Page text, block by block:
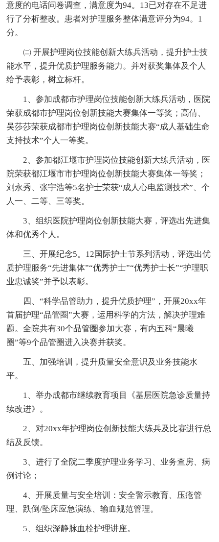
意度的电话问卷调查，满意度为94。13已对存在不足进
行了分析整改。患者对护理服务整体满意评分为94。1
分。
㈡ 开展护理岗位技能创新大练兵活动，提升护士技
能水平，提升优质护理服务能力。并对获奖集体及个人
给予表彰，树立标杆。
1、参加成都市护理岗位技能创新大练兵活动，医院
荣获成都市护理岗位创新技能大赛集体一等奖；高倩、
吴莎莎荣获成都市护理岗位创新技能大赛“成人基础生命
支持技术”个人一等奖。
2、参加都江堰市护理岗位技能创新大练兵活动，医
院荣获都江堰市市护理岗位创新技能大赛集体一等奖；
刘永秀、张宇浩等5名护士荣获“成人心电监测技术”、个
人一、二等、三等奖。
3、组织医院护理岗位创新技能大赛，评选出先进集
体和优秀个人。
三、开展纪念5。12国际护士节系列活动，评选出优
质护理服务“先进集体”“优秀护士”“优秀护士长”“护理职
业忠诚奖”并予以表彰。
四、“科学品管助力，提升优质护理”，开展20xx年
首届护理“品管圈”大赛，运用科学的方法，解决护理难
题。全院共有30个品管圈参加大赛，有内五科“晨曦
圈”等9个品管圈进入决赛并获奖。
五、加强培训，提升质量安全意识及业务技能水
平。
1、举办成都市继续教育项目《基层医院急诊质量持
续改进》。
2、对20xx年护理岗位创新技能大练兵及比赛进行总
结及反馈。
3、进行了全院二季度护理业务学习、业务查房、病
例讨论；
4、开展质量与安全培训：安全警示教育、压疮管
理、跌倒/坠床应急演练、输血规范管理。
5、组织深静脉血栓护理讲座。